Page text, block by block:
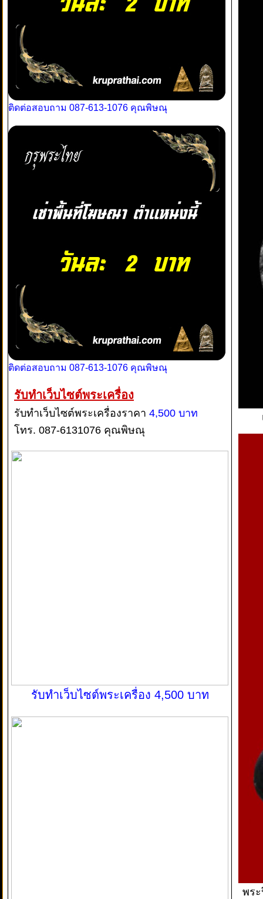
ติดต่อสอบถาม 087-613-1076 คุณพิษณุ
ติดต่อสอบถาม 087-613-1076 คุณพิษณุ
รับทำเว็บไซต์พระเครื่อง
รับทำเว็บไซต์พระเครื่องราคา 4,500 บาท
โทร. 087-6131076 คุณพิษณุ
รับทำเว็บไซต์พระเครื่อง 4,500 บาท
พร